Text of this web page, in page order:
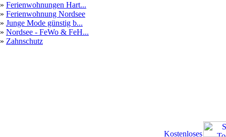
» Ferienwohnungen Hart...
» Ferienwohnung Nordsee
» Junge Mode günstig b...
» Nordsee - FeWo & FeH...
» Zahnschutz